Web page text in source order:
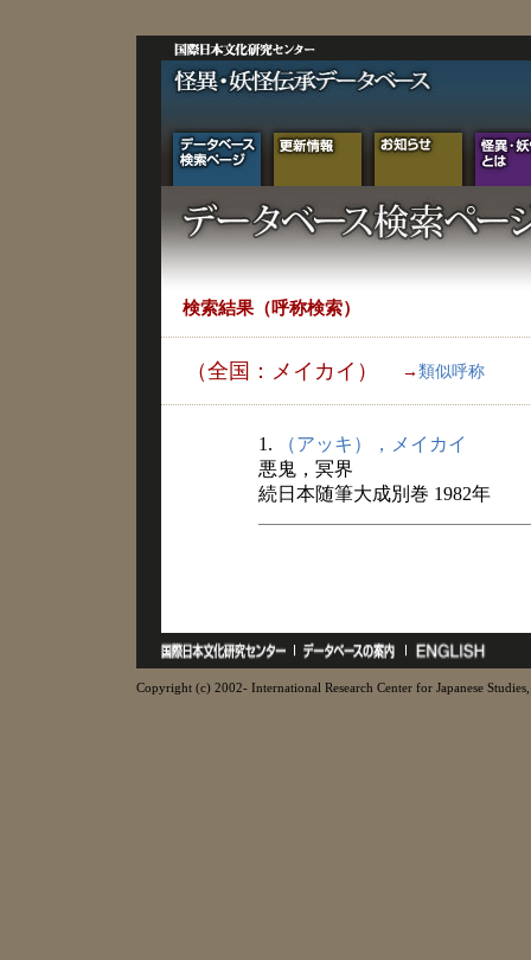
検索結果（呼称検索）
（全国：メイカイ） → 類似呼称
1.
（アッキ），メイカイ
悪鬼，冥界
続日本随筆大成別巻 1982年
Copyright (c) 2002- International Research Center for Japanese